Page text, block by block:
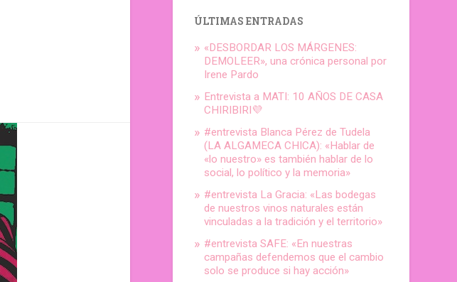
ÚLTIMAS ENTRADAS
«DESBORDAR LOS MÁRGENES:
DEMOLEER», una crónica personal por
Irene Pardo
Entrevista a MATI: 10 AÑOS DE CASA
CHIRIBIRI💜
#entrevista Blanca Pérez de Tudela
(LA ALGAMECA CHICA): «Hablar de
«lo nuestro» es también hablar de lo
social, lo político y la memoria»
#entrevista La Gracia: «Las bodegas
de nuestros vinos naturales están
vinculadas a la tradición y el territorio»
#entrevista SAFE: «En nuestras
campañas defendemos que el cambio
solo se produce si hay acción»